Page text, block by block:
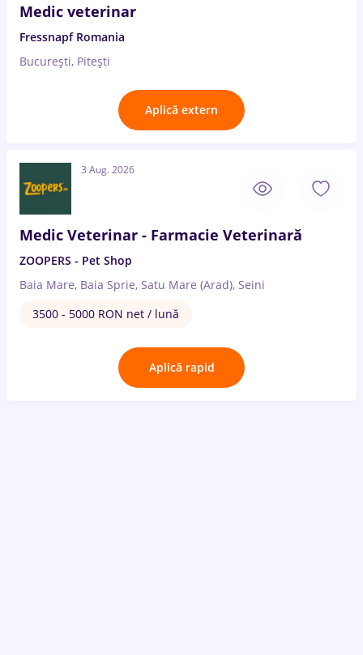
Medic veterinar
Fressnapf Romania
București, Pitești
Aplică extern
3 Aug. 2026
Medic Veterinar - Farmacie Veterinară
ZOOPERS - Pet Shop
Baia Mare, Baia Sprie, Satu Mare (Arad), Seini
3500 - 5000 RON net / lună
Aplică rapid